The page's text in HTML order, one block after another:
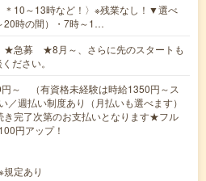
＊10～13時など！〉※残業なし！▼選べ
20時の間）・7時～1…
急募 ★8月～、さらに先のスタートも
ださい。
～ （有資格未経験は時給1350円～ス
週払い制度あり（月払いも選べます）
き完了次第のお支払いとなります★フル
円アップ！
定あり